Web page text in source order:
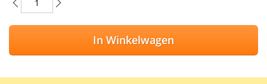
In Winkelwagen